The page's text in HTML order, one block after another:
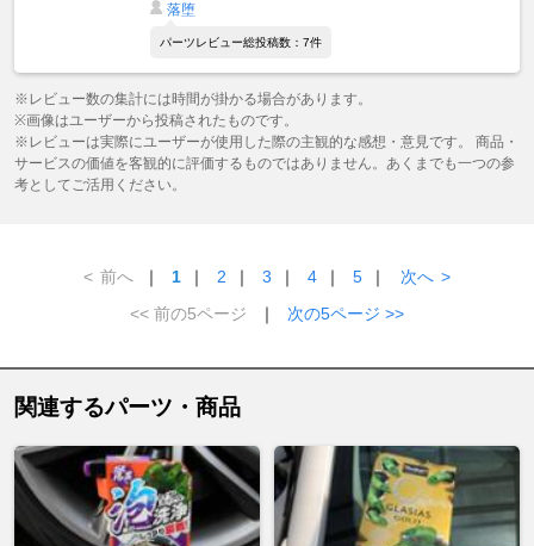
落堕
パーツレビュー総投稿数：7件
※レビュー数の集計には時間が掛かる場合があります。
※画像はユーザーから投稿されたものです。
※レビューは実際にユーザーが使用した際の主観的な感想・意見です。 商品・
サービスの価値を客観的に評価するものではありません。あくまでも一つの参
考としてご活用ください。
< 前へ ｜ 1 ｜ 2 ｜ 3 ｜ 4 ｜ 5 ｜ 次へ >
<< 前の5ページ
｜ 次の5ページ >>
関連するパーツ・商品